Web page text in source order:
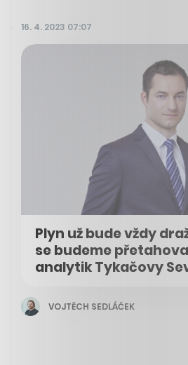
16. 4. 2023 07:07
Plyn už bude vždy
se budeme
analytik Tykačovy
VOJTĚCH SEDLÁČEK